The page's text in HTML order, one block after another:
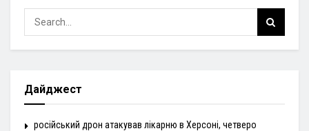
Дайджест
російський дрон атакував лікарню в Херсоні, четверо